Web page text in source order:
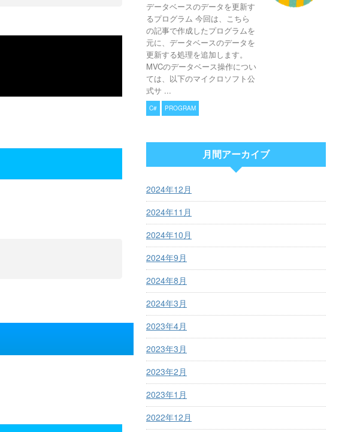
データベースのデータを更新す
るプログラム 今回は、こちら
の記事で作成したプログラムを
元に、データベースのデータを
更新する処理を追加します。
MVCのデータベース操作につい
ては、以下のマイクロソフト公
式サ ...
C# PROGRAM
月間アーカイブ
2024年12月
2024年11月
2024年10月
2024年9月
2024年8月
2024年3月
2023年4月
2023年3月
2023年2月
2023年1月
2022年12月